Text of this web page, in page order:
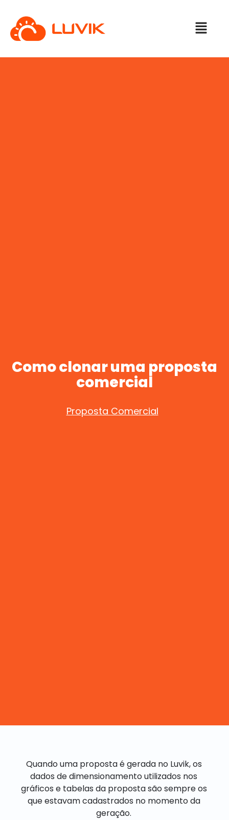
Como clonar uma proposta
comercial
Proposta Comercial
Quando uma proposta é gerada no Luvik, os
dados de dimensionamento utilizados nos
gráficos e tabelas da proposta são sempre os
que estavam cadastrados no momento da
geração.